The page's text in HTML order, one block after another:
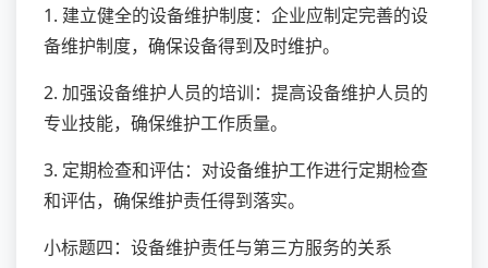
1. 建立健全的设备维护制度：企业应制定完善的设
备维护制度，确保设备得到及时维护。
2. 加强设备维护人员的培训：提高设备维护人员的
专业技能，确保维护工作质量。
3. 定期检查和评估：对设备维护工作进行定期检查
和评估，确保维护责任得到落实。
小标题四：设备维护责任与第三方服务的关系